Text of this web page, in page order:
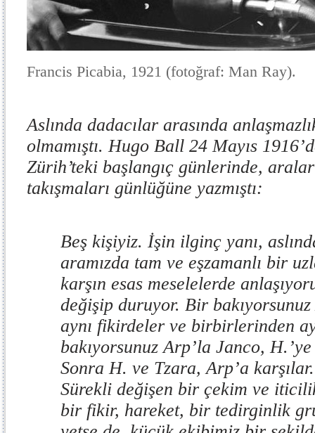
Francis Picabia, 1921 (fotoğraf: Man Ray).
Aslında dadacılar arasında
olmamıştı. Hugo Ball 24 Mayıs
Zürih’teki başlangıç günlerinde,
takışmaları günlüğüne yazmıştı:
Beş kişiyiz. İşin ilginç yanı,
aramızda tam ve eşzamanlı bir
karşın esas meselelerde
değişip duruyor. Bir
aynı fikirdeler ve birbirlerinden
bakıyorsunuz Arp’la Janco,
Sonra H. ve Tzara, Arp’a
Sürekli değişen bir çekim ve
bir fikir, hareket, bir tedirginlik